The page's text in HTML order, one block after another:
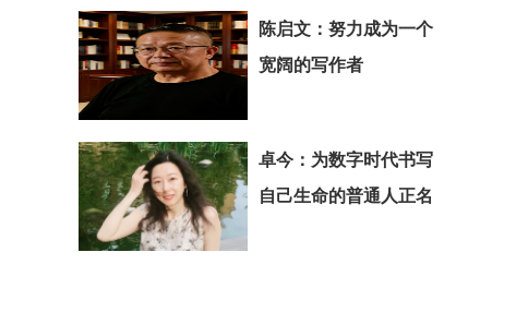
陈启文：努力成为一个
宽阔的写作者
卓今：为数字时代书写
自己生命的普通人正名